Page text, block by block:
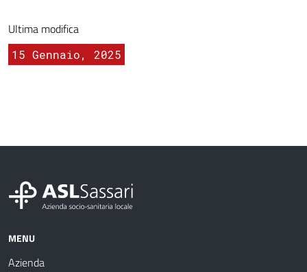
Ultima modifica
15 Gennaio, 2025
MENU
Azienda